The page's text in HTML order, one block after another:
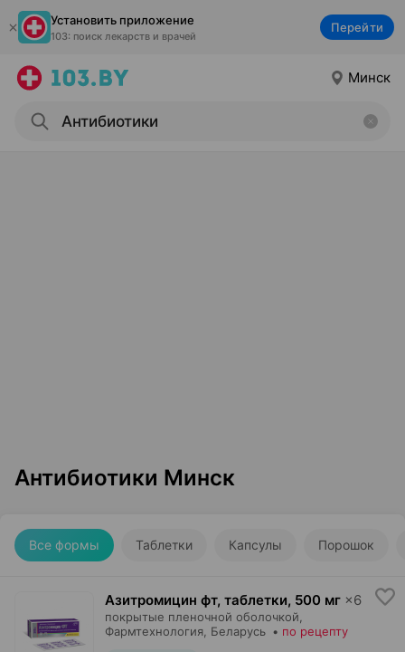
Установить приложение
103: поиск лекарств и врачей
Перейти
Минск
Антибиотики Минск
Все формы Таблетки Капсулы Порошок
Азитромицин фт, таблетки, 500 мг ×6
покрытые пленочной оболочкой,
Фармтехнология , Беларусь • по рецепту